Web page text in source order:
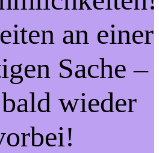
an einer
Sache –
wieder